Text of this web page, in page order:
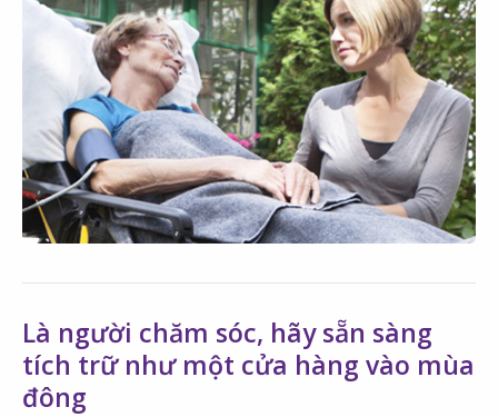
Là người chăm sóc, hãy sẵn sàng
tích trữ như một cửa hàng vào mùa
đông